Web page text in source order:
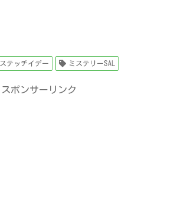
ステッチイデー ミステリーSAL
スポンサーリンク